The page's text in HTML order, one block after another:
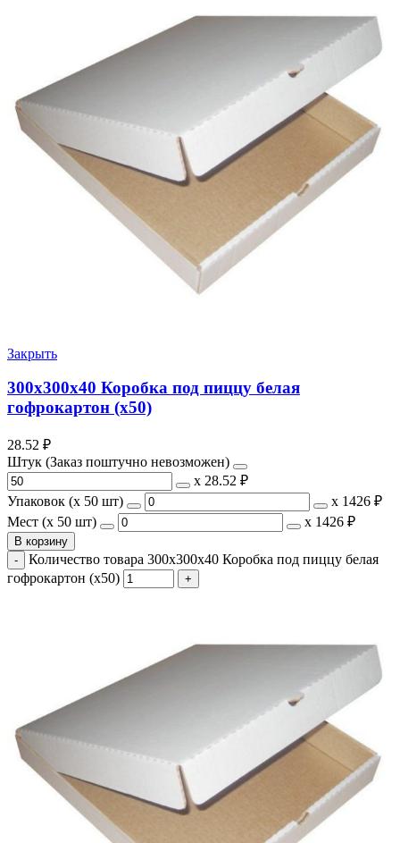
Закрыть
300х300х40 Коробка под пиццу белая
гофрокартон (х50)
28.52 ₽
Штук (Заказ поштучно невозможен)
х 28.52 ₽
Упаковок (x 50 шт)
х 1426 ₽
Мест (x 50 шт)
х 1426 ₽
В корзину
Количество товара 300х300х40 Коробка под пиццу белая
гофрокартон (х50)